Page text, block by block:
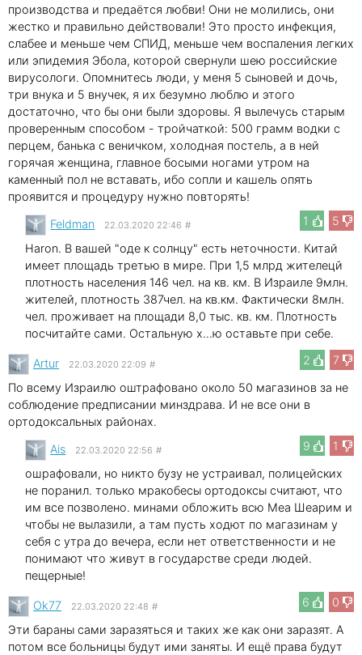
производства и предаётся любви! Они не молились, они
жестко и правильно действовали! Это просто инфекция,
слабее и меньше чем СПИД, меньше чем воспаления легких
или эпидемия Эбола, которой свернули шею российские
вирусологи. Опомнитесь люди, у меня 5 сыновей и дочь,
три внука и 5 внучек, я их безумно люблю и этого
достаточно, что бы они были здоровы. Я вылечусь старым
проверенным способом - тройчаткой: 500 грамм водки с
перцем, банька с веничком, холодная постель, а в ней
горячая женщина, главное босыми ногами утром на
каменный пол не вставать, ибо сопли и кашель опять
проявится и процедуру нужно повторять!
1
5
Feldman 22.03.2020 22:46 #
Haron. В вашей "оде к солнцу" есть неточности. Китай
имеет площадь третью в мире. При 1,5 млрд жителецй
плотность населения 146 чел. на кв. км. В Израиле 9млн.
жителей, плотность 387чел. на кв.км. Фактически 8млн.
чел. проживает на площади 8,0 тыс. кв. км. Плотность
посчитайте сами. Остальную х...ю оставьте при себе.
2
7
Artur 22.03.2020 22:09 #
По всему Израилю оштрафовано около 50 магазинов за не
соблюдение предписании минздрава. И не все они в
ортодоксальных районах.
9
1
Ais 22.03.2020 22:56 #
ошрафовали, но никто бузу не устраивал, полицейских
не поранил. только мракобесы ортодоксы считают, что
им все позволено. минами обложить всю Меа Шеарим и
чтобы не вылазили, а там пусть ходют по магазинам у
себя с утра до вечера, если нет ответственности и не
понимают что живут в государстве среди людей.
пещерные!
6
0
Ok77 22.03.2020 22:48 #
Эти бараны сами заразяться и таких же как они заразят. А
потом все больницы будут ими заняты. И ещё права будут